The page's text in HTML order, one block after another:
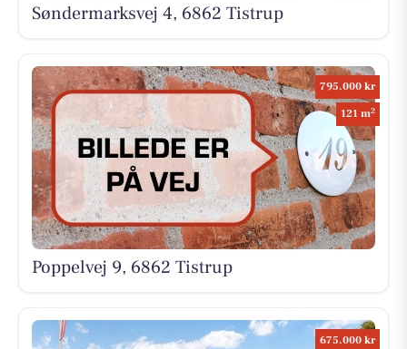
Søndermarksvej 4, 6862 Tistrup
795.000 kr
121 m2
Poppelvej 9, 6862 Tistrup
675.000 kr